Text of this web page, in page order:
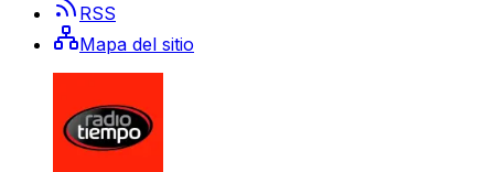
RSS
Mapa del sitio